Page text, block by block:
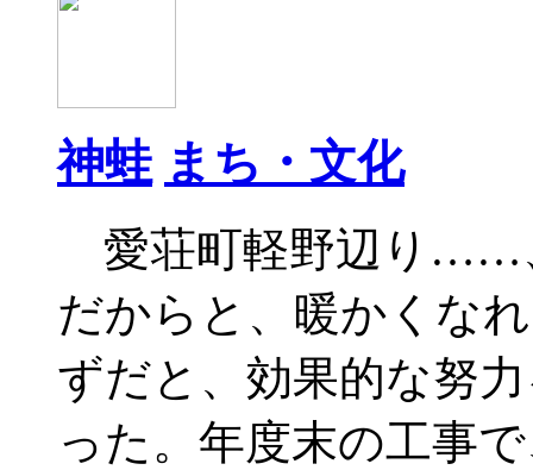
神蛙 まち・文化
愛荘町軽野辺り……
だからと、暖かくな
ずだと、効果的な努
った。年度末の工事